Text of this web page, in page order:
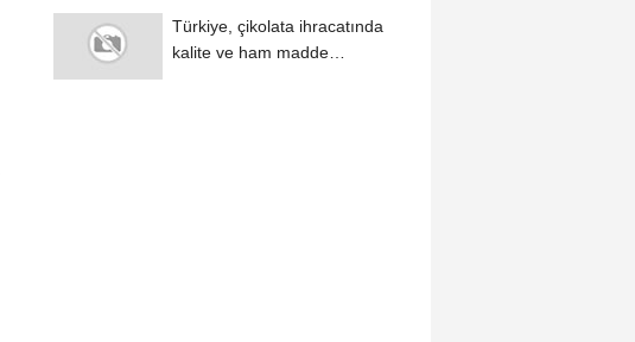
Türkiye, çikolata ihracatında
kalite ve ham madde